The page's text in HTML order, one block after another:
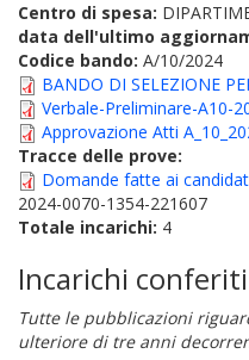
Centro di spesa:
data dell'ultimo
Codice bando: A/10/2024
BANDO DI SELEZIONE
Verbale-Preliminare-A10-
Approvazione Atti
Tracce delle prove:
Domande fatte ai
2024-0070-1354-221607
Totale incarichi: 4
Incarichi conferiti
Tutte le pubblicazioni
ulteriore di tre anni